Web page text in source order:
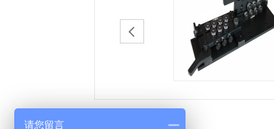
请您留言